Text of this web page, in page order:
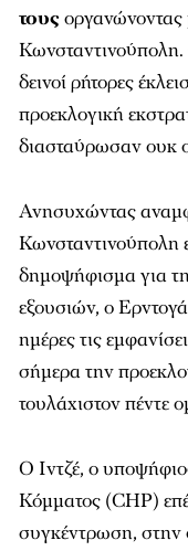
τουςοργανώνοντας
Κωνσταντινούπολη.
δεινοί ρήτορες
προεκλογική
διασταύρωσαν ουκ
Ανησυχώντας
Κωνσταντινούπολη
δημοψήφισμα για
εξουσιών, ο
ημέρες τις
σήμερα την
τουλάχιστον πέντε
Ο Ιντζέ, ο
Κόμματος (CHP)
συγκέντρωση, στην